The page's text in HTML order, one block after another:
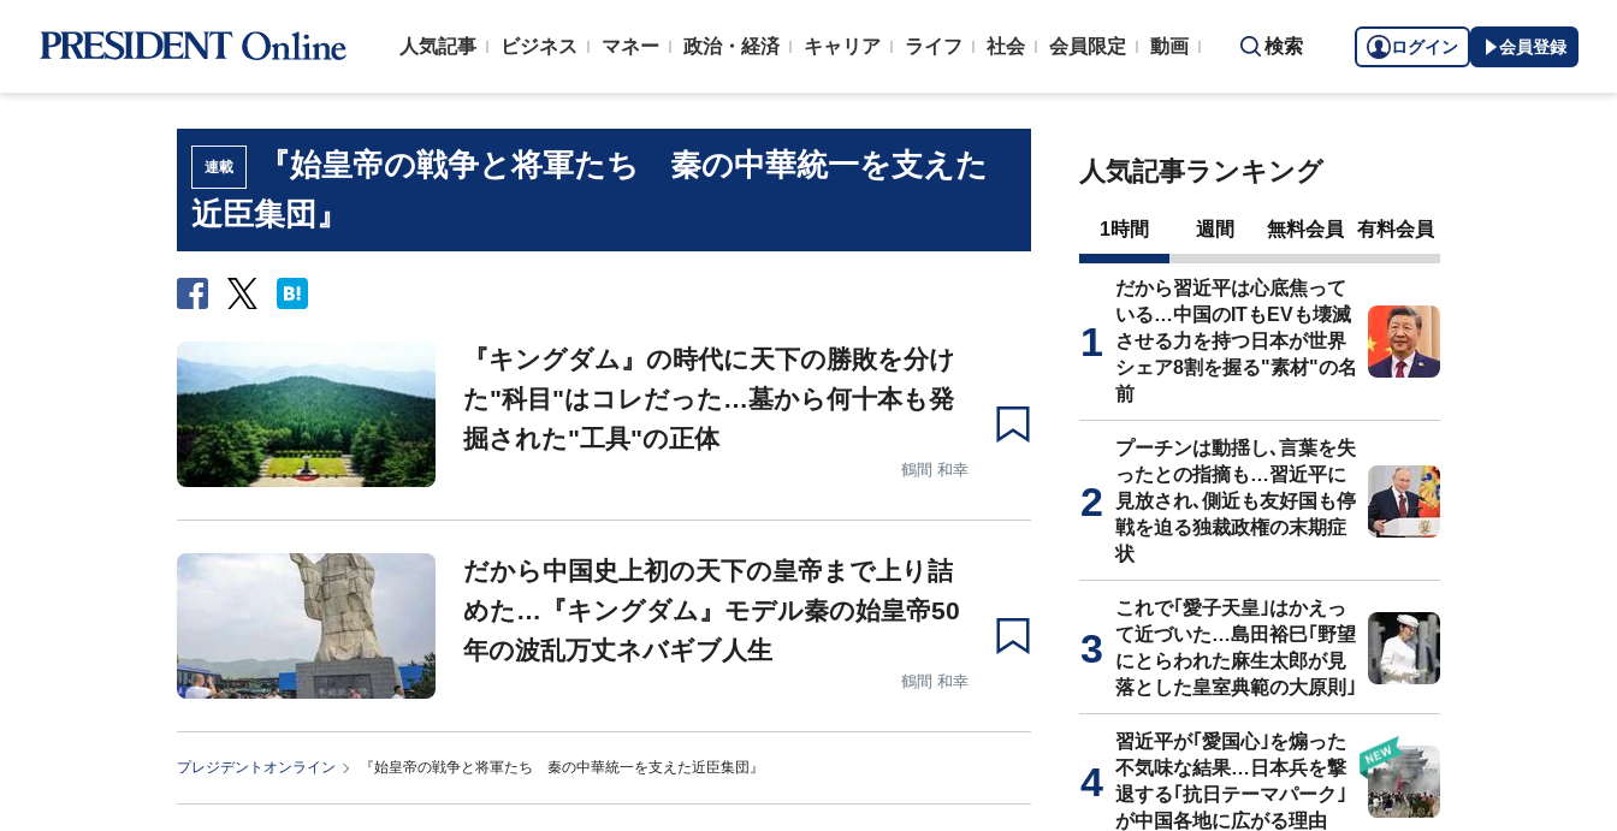
人気記事 ビジネス マネー 政治・経済 キャリア ライフ 社会 会員限定 動画 検索 ログイン 会員登録
連載
『始皇帝の戦争と将軍たち 秦の中華統一を支えた
近臣集団』
『キングダム』の時代に天下の勝敗を分け
た"科目"はコレだった…墓から何十本も発
掘された"工具"の正体
鶴間 和幸
だから中国史上初の天下の皇帝まで上り詰
めた…『キングダム』モデル秦の始皇帝50
年の波乱万丈ネバギブ人生
鶴間 和幸
プレジデントオンライン 『始皇帝の戦争と将軍たち 秦の中華統一を支えた近臣集団』
人気記事ランキング
1時間 週間 無料会員 有料会員
だから習近平は心底焦って
いる…中国のITもEVも壊滅
させる力を持つ日本が世界
シェア8割を握る"素材"の名
前
プーチンは動揺し､言葉を失
ったとの指摘も…習近平に
見放され､側近も友好国も停
戦を迫る独裁政権の末期症
状
これで｢愛子天皇｣はかえっ
て近づいた…島田裕巳｢野望
にとらわれた麻生太郎が見
落とした皇室典範の大原則｣
習近平が｢愛国心｣を煽った
不気味な結果…日本兵を撃
退する｢抗日テーマパーク｣
が中国各地に広がる理由